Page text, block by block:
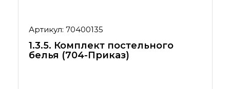
Артикул: 70400135
1.3.5. Комплект постельного
белья (704-Приказ)